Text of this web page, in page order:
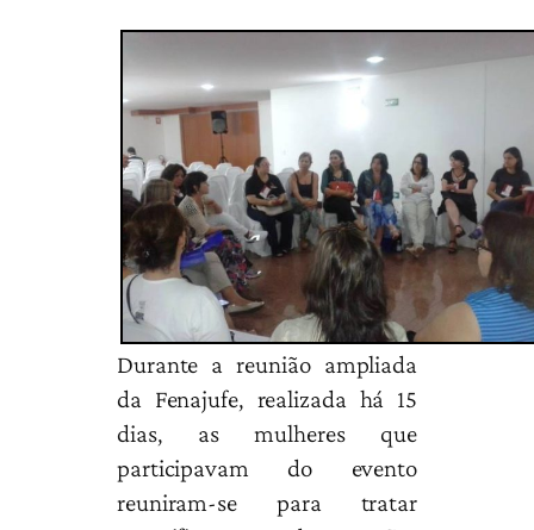
Durante a reunião ampliada
da Fenajufe, realizada há 15
dias, as mulheres que
participavam do evento
reuniram-se para tratar